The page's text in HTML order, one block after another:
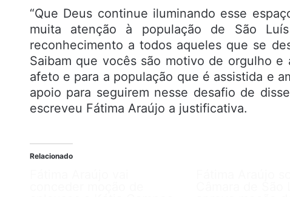
“Que Deus continue iluminando esse
muita atenção à população de São
reconhecimento a todos aqueles que se
Saibam que vocês são motivo de orgulho
afeto e para a população que é assistida e
apoio para seguirem nesse desafio de
escreveu Fátima Araújo a justificativa.
Relacionado